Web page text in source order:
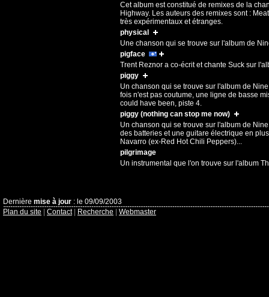
Cet album est constitué de remixes de la
Highway. Les auteurs des remixes sont :
très expérimentaux et étranges.
physical
Une chanson qui se trouve sur l'album de
pigface
Trent Reznor a co-écrit et chante Suck sur
piggy
Un chanson qui se trouve sur l'album de
fois n'est pas coutume, une ligne de basse
could have been, piste 4.
piggy (nothing can stop me now)
Un chanson qui se trouve sur l'album de
des batteries et une guitare électrique en
Navarro (ex-Red Hot Chili Peppers)...
pilgrimage
Un instrumental que l'on trouve sur l'album
Dernière mise à jour : le 09/09/2003
Plan du site
Contact| Recherche Webmaster